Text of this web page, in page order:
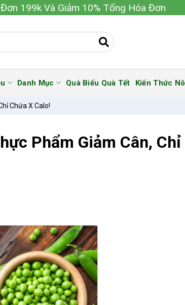
199k Và Giảm 10% Tổng Hóa Đơn
Danh Mục Quà Biếu Quà Tết Kiến Thức
Chứa X Calo!
Phẩm Giảm Cân, Chỉ